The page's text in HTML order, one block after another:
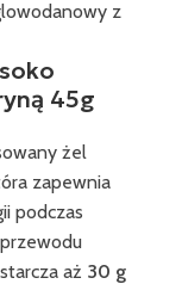
45g
żel
zapewnia
podczas
aż 30 g